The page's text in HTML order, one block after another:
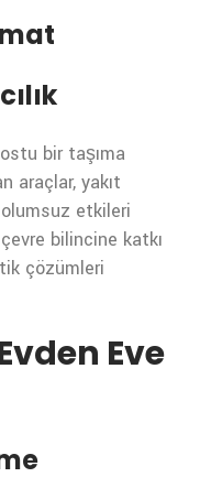
bir taşıma
araçlar, yakıt
etkileri
bilincine katkı
çözümleri
Eve